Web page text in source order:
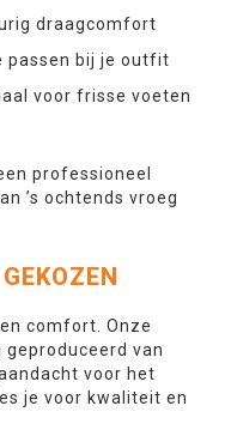
draagcomfort
passen bij je outfit
voor frisse voeten
professioneel
’s ochtends vroeg
comfort. Onze
van
voor het
je voor kwaliteit en